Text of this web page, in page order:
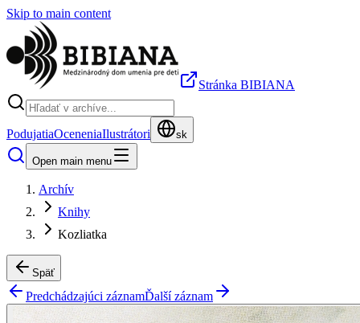
Skip to main content
Stránka BIBIANA
PodujatiaOceneniaIlustrátori sk
Open main menu
Archív
Knihy
Kozliatka
Späť
Predchádzajúci záznamĎalší záznam